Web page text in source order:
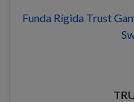
Funda Rígida Trust